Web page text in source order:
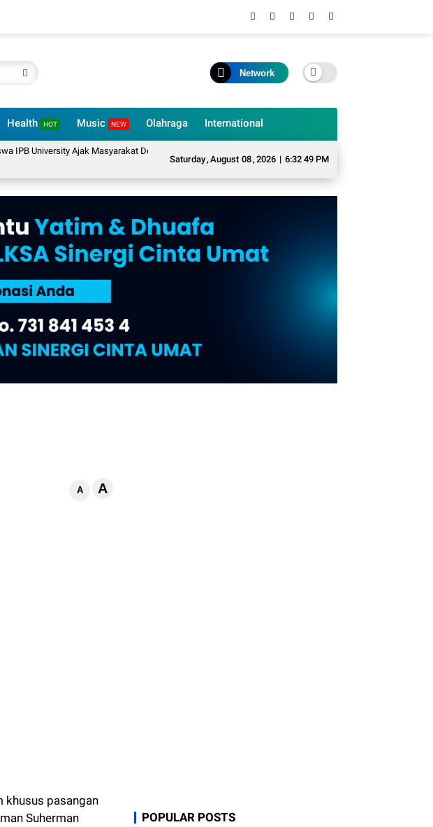
Network
Health HOT Music NEW Olahraga International
Saturday,August 08,2026 | 6:32 50 PM
Ajak Masyarakat Desa Sukarame Mengubah Sampah Organik Menjadi Eco Enzyme yang Memiliki
A A
khusus pasangan
Suherman
POPULAR POSTS